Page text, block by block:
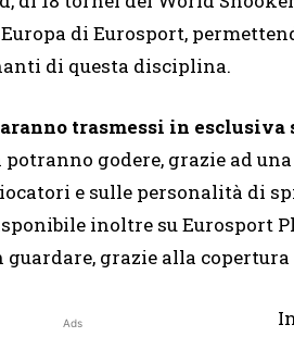
di Eurosport,
di questa disciplina.
trasmessi in esclusiva
godere, grazie ad
e sulle personalità di
inoltre su Eurosport
guardare, grazie alla
Ads